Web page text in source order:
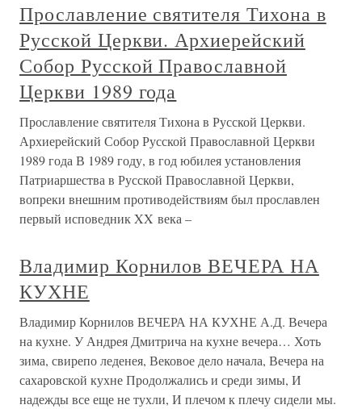
Прославление святителя Тихона в
Русской Церкви. Архиерейский
Собор Русской Православной
Церкви 1989 года
Прославление святителя Тихона в Русской Церкви.
Архиерейский Собор Русской Православной Церкви
1989 года В 1989 году, в год юбилея установления
Патриаршества в Русской Православной Церкви,
вопреки внешним противодействиям был прославлен
первый исповедник XX века –
Владимир Корнилов ВЕЧЕРА НА
КУХНЕ
Владимир Корнилов ВЕЧЕРА НА КУХНЕ А.Д. Вечера
на кухне. У Андрея Дмитрича на кухне вечера… Хоть
зима, свирепо леденея, Вековое дело начала, Вечера на
сахаровской кухне Продолжались и среди зимы, И
надежды все еще не тухли, И плечом к плечу сидели мы.